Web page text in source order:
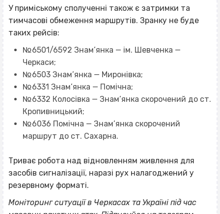
У приміському сполученні також є затримки та
тимчасові обмеження маршрутів. Зранку не буде
таких рейсів:
№6501/6592 Знам’янка — ім. Шевченка —
Черкаси;
№6503 Знам’янка — Миронівка;
№6331 Знам’янка — Помічна;
№6332 Колосівка — Знам’янка скорочений до ст.
Кропивницький;
№6036 Помічна — Знам’янка скорочений
маршрут до ст. Сахарна.
Триває робота над відновленням живлення для
засобів сигналізації, наразі рух налагоджений у
резервному форматі.
Моніторинг ситуації в Черкасах та Україні під час